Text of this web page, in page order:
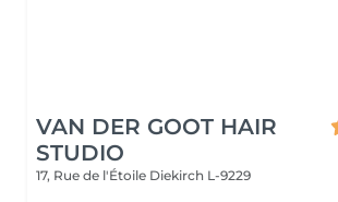
VAN DER GOOT HAIR
STUDIO
17, Rue de l'Étoile Diekirch L-9229